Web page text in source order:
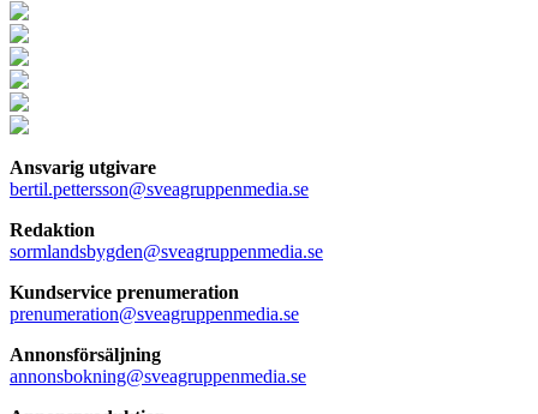
Ansvarig utgivare
bertil.pettersson@sveagruppenmedia.se
Redaktion
sormlandsbygden@sveagruppenmedia.se
Kundservice prenumeration
prenumeration@sveagruppenmedia.se
Annonsförsäljning
annonsbokning@sveagruppenmedia.se